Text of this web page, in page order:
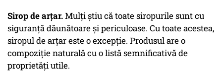
Sirop de arțar.Mulți știu că toate siropurile sunt cu
siguranță dăunătoare și periculoase. Cu toate acestea,
siropul de arțar este o excepție. Produsul are o
compoziție naturală cu o listă semnificativă de
proprietăți utile.